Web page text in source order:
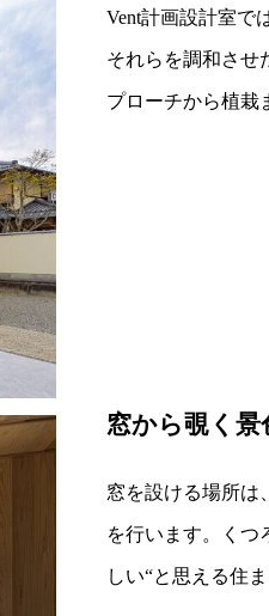
Vent計画設計室で
それらを調和させ
プローチから植栽
窓から覗く景
窓を設ける場所は
を行います。くつ
しい“と思える住